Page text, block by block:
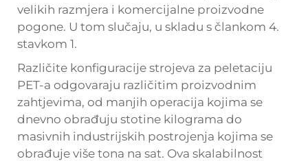
velikih razmjera i komercijalne proizvodne
pogone. U tom slučaju, u skladu s člankom 4.
stavkom 1.
Različite konfiguracije strojeva za peletaciju
PET-a odgovaraju različitim proizvodnim
zahtjevima, od manjih operacija kojima se
dnevno obrađuju stotine kilograma do
masivnih industrijskih postrojenja kojima se
obrađuje više tona na sat. Ova skalabilnost